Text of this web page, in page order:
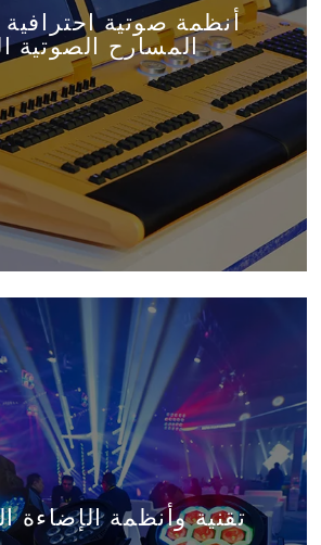
أنظمة صوتية
المسارح الصوتية
تقنية وأنظمة الإضاءة